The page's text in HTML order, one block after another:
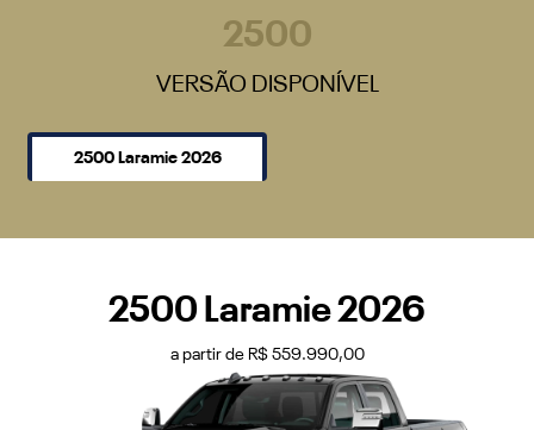
2500 Laramie 2026
a partir de R$ 559.990,00